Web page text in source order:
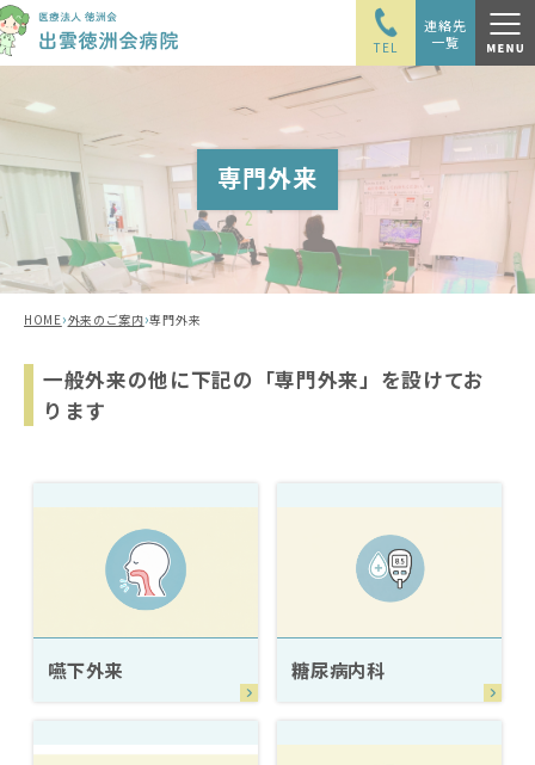
TEL
連絡先
一覧
専門外来
HOME›外来のご案内›専門外来
一般外来の他に下記の「専門外来」を設けてお
ります
嚥下外来 糖尿病内科